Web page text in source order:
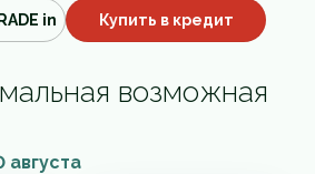
in Купить в кредит
возможная
августа